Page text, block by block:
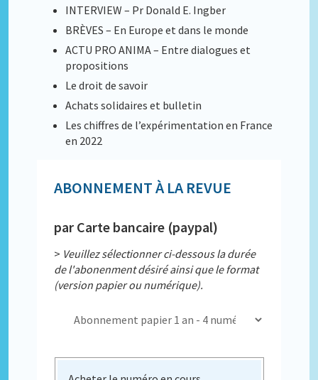
INTERVIEW – Pr Donald E. Ingber
BRÈVES – En Europe et dans le monde
ACTU PRO ANIMA – Entre dialogues et
propositions
Le droit de savoir
Achats solidaires et bulletin
Les chiffres de l’expérimentation en France
en 2022
ABONNEMENT À LA REVUE
par Carte bancaire (paypal)
> Veuillez sélectionner ci-dessous la durée
de l'abonenment désiré ainsi que le format
(version papier ou numérique).